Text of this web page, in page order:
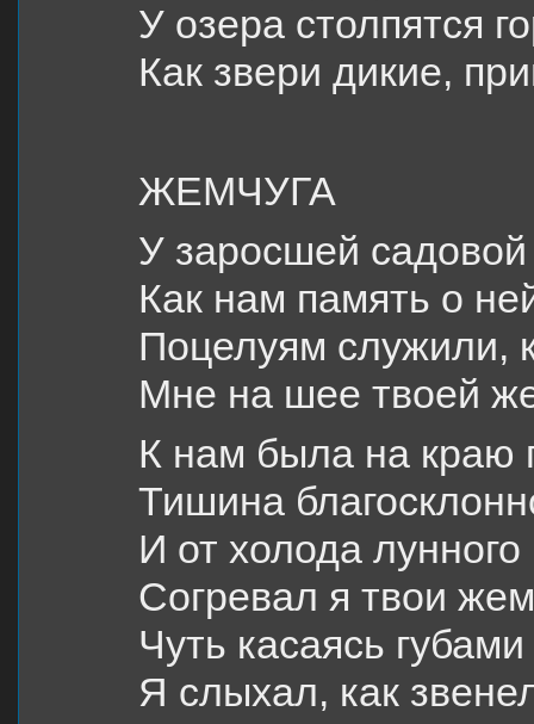
У озера столпятся
Как звери дикие,
ЖЕМЧУГА
У заросшей
Как нам память о
Поцелуям служили,
Мне на шее твоей
К нам была на краю
Тишина
И от холода лунного
Согревал я твои
Чуть касаясь
Я слыхал, как